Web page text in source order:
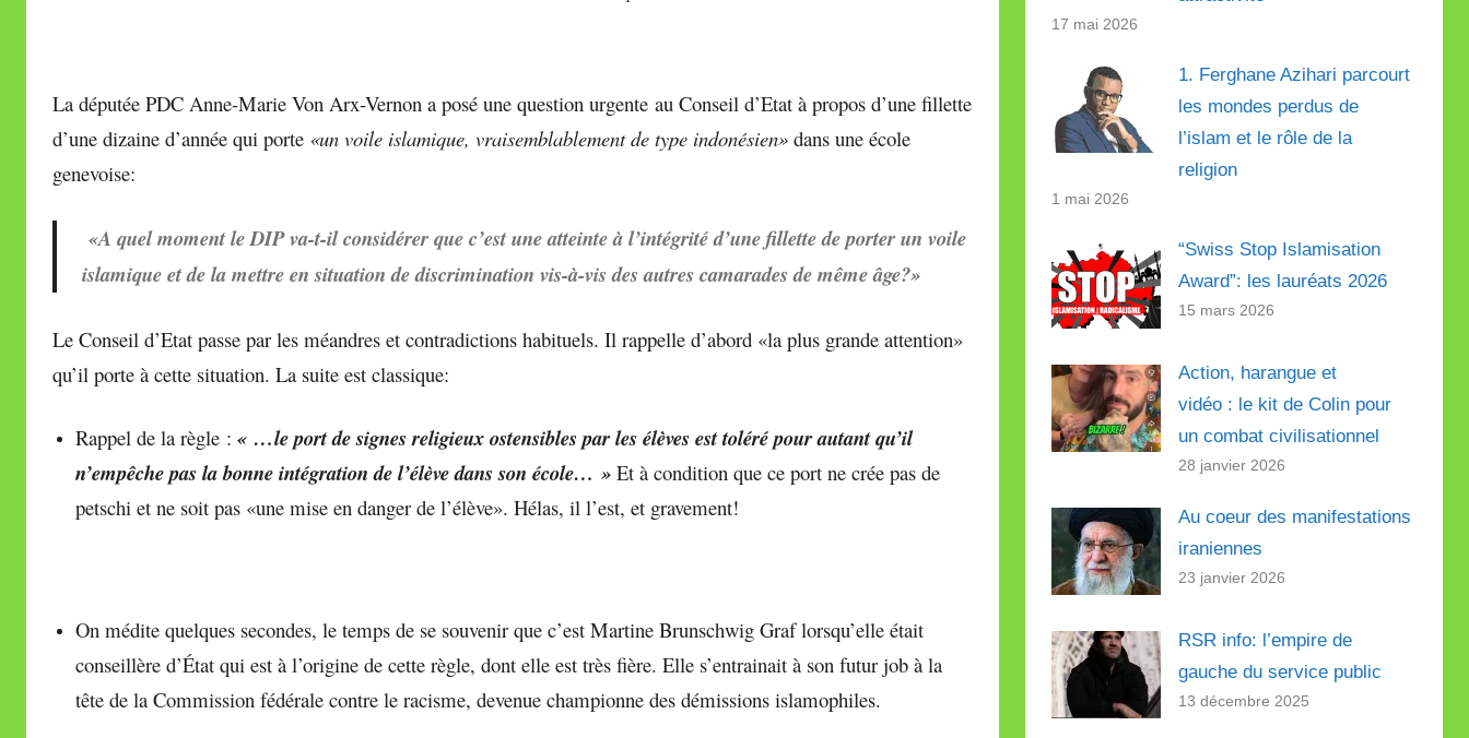
La députée PDC Anne-Marie Von Arx-Vernon a posé une question urgente au Conseil d’Etat à propos d’une fillette
d’une dizaine d’année qui porte «un voile islamique, vraisemblablement de type indonésien» dans une école
genevoise:
«A quel moment le DIP va-t-il considérer que c’est une atteinte à l’intégrité d’une fillette de porter un voile
islamique et de la mettre en situation de discrimination vis-à-vis des autres camarades de même âge?»
Le Conseil d’Etat passe par les méandres et contradictions habituels. Il rappelle d’abord «la plus grande attention»
qu’il porte à cette situation. La suite est classique:
Rappel de la règle :« …le port de signes religieux ostensibles par les élèves est toléré pour autant qu’il
n’empêche pas la bonne intégration de l’élève dans son école… »Et à condition que ce port ne crée pas de
petschi et ne soit pas «une mise en danger de l’élève». Hélas, il l’est, et gravement!
On médite quelques secondes, le temps de se souvenir que c’est Martine Brunschwig Graf lorsqu’elle était
conseillère d’État qui est à l’origine de cette règle, dont elle est très fière. Elle s’entrainait à son futur job à la
tête de la Commission fédérale contre le racisme, devenue championne des démissions islamophiles.
17 mai 2026
1. Ferghane Azihari parcourt
les mondes perdus de
l’islam et le rôle de la
religion
1 mai 2026
“Swiss Stop Islamisation
Award”: les lauréats 2026
15 mars 2026
Action, harangue et
vidéo : le kit de Colin pour
un combat civilisationnel
28 janvier 2026
Au coeur des manifestations
iraniennes
23 janvier 2026
RSR info: l’empire de
gauche du service public
13 décembre 2025